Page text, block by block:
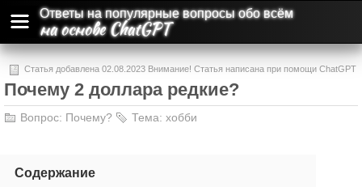
Ответы на популярные вопросы обо всём
на основе ChatGPT
Статья добавлена 02.08.2023 Внимание! Статья написана при помощи ChatGPT
и может содержать ошибки и неточности.
Почему 2 доллара редкие?
Вопрос: Почему? Тема: хобби
Содержание